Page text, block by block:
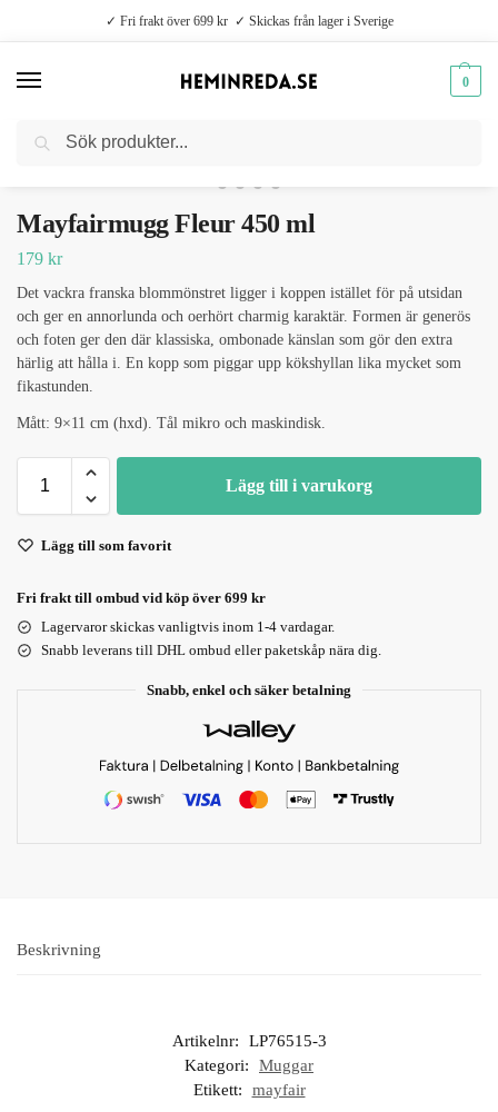
✓ Fri frakt över 699 kr ✓ Skickas från lager i Sverige
0
Hem Kök / Muggar / Mayfairmugg Fleur 450 ml
Mayfairmugg Fleur 450 ml
179 kr
Det vackra franska blommönstret ligger i koppen istället för på utsidan
och ger en annorlunda och oerhört charmig karaktär. Formen är generös
och foten ger den där klassiska, ombonade känslan som gör den extra
härlig att hålla i. En kopp som piggar upp kökshyllan lika mycket som
fikastunden.
Mått: 9×11 cm (hxd). Tål mikro och maskindisk.
Lägg till i varukorg
Lägg till som favorit
Fri frakt till ombud vid köp över 699 kr
Lagervaror skickas vanligtvis inom 1-4 vardagar.
Snabb leverans till DHL ombud eller paketskåp nära dig.
Snabb, enkel och säker betalning
Beskrivning
Artikelnr:
LP76515-3
Kategori:
Muggar
Etikett:
mayfair